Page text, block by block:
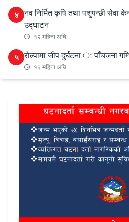
४ नव निर्मित कृषि तथा पशुपन्छी सेवा
उद्घाटन
१२ महिना अघि
५ रोल्पामा जीप दुर्घटना ः पाँचजना
१२ महिना अघि